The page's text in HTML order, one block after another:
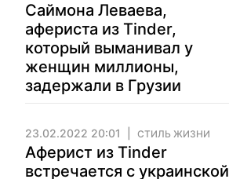
Саймона Леваева,
афериста из Tinder,
который выманивал у
женщин миллионы,
задержали в Грузии
23.02.2022 20:01 СТИЛЬ ЖИЗНИ
Аферист из Tinder
встречается с украинской